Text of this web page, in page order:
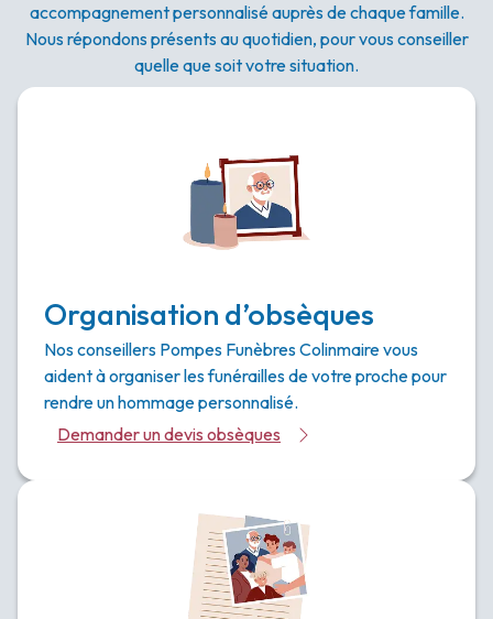
accompagnement personnalisé auprès de chaque famille.
Nous répondons présents au quotidien, pour vous conseiller
quelle que soit votre situation.
Organisation d’obsèques
Nos conseillers Pompes Funèbres Colinmaire vous
aident à organiser les funérailles de votre proche pour
rendre un hommage personnalisé.
Demander un devis obsèques